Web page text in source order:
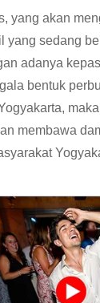
yang akan
yang sedang
adanya
bentuk
membawa